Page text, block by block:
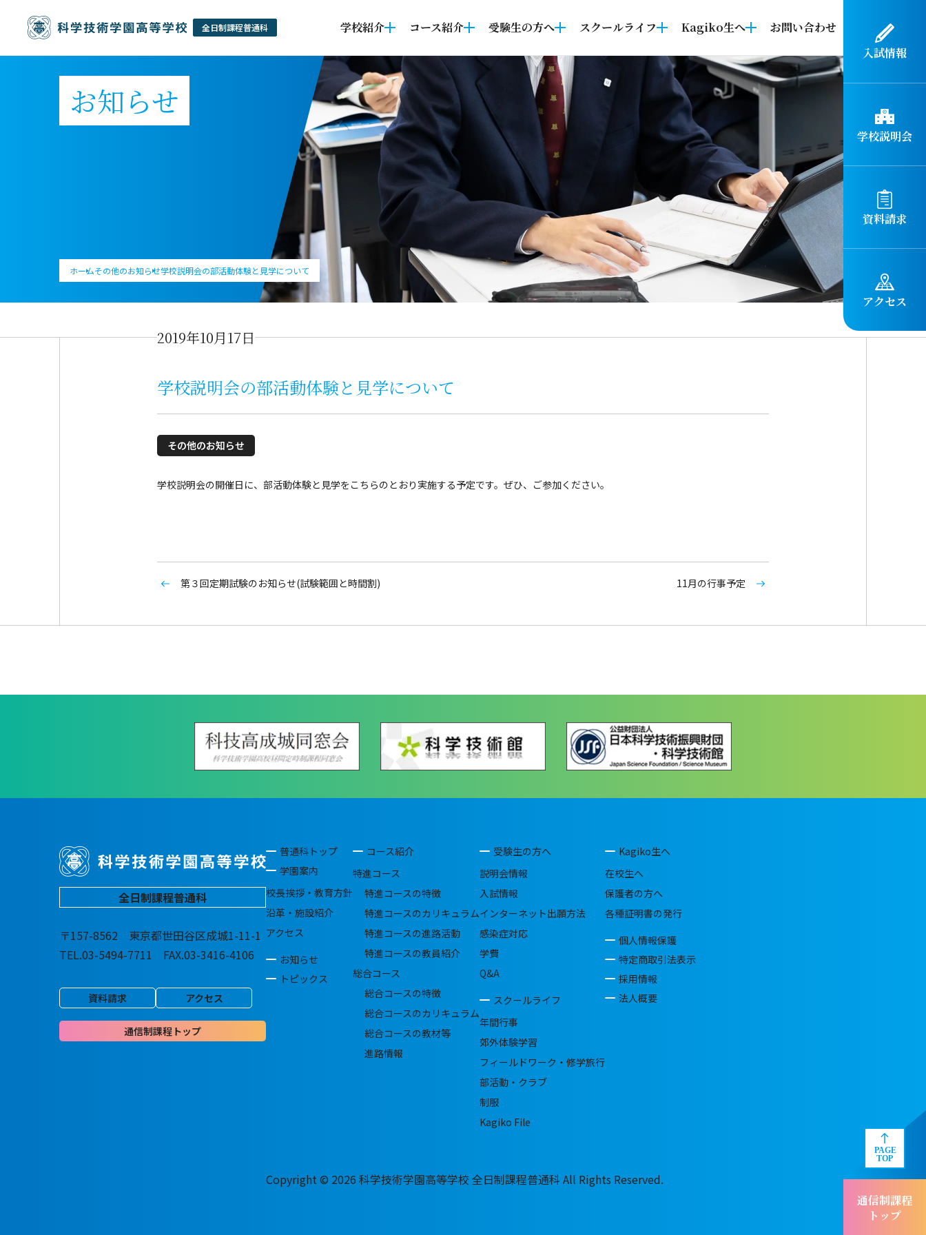
入試情報
学校説明会
資料請求
アクセス
通信制課程
トップ
学校紹介 コース紹介 受験生の方へ スクールライフ Kagiko生へ お問い合わせ
お知らせ
ホームその他のお知らせ学校説明会の部活動体験と見学について
2019年10月17日
学校説明会の部活動体験と見学について
その他のお知らせ
学校説明会の開催日に、部活動体験と見学をこちらのとおり実施する予定です。ぜひ、ご参加ください。
第３回定期試験のお知らせ(試験範囲と時間割) 11月の行事予定
全日制課程普通科
〒157-8562 東京都世田谷区成城1-11-1
TEL.03-5494-7711 FAX.03-3416-4106
資料請求 アクセス
通信制課程トップ
普通科トップ
学園案内
校長挨拶・教育方針
沿革・施設紹介
アクセス
お知らせ
トピックス
コース紹介
特進コース
特進コースの特徴
特進コースのカリキュラム
特進コースの進路活動
特進コースの教員紹介
総合コース
総合コースの特徴
総合コースのカリキュラム
総合コースの教材等
進路情報
受験生の方へ
説明会情報
入試情報
インターネット出願方法
感染症対応
学費
Q&A
スクールライフ
年間行事
郊外体験学習
フィールドワーク・修学旅行
部活動・クラブ
制服
Kagiko File
Kagiko生へ
在校生へ
保護者の方へ
各種証明書の発行
個人情報保護
特定商取引法表示
採用情報
法人概要
Copyright © 2026 科学技術学園高等学校 全日制課程普通科 All Rights Reserved.